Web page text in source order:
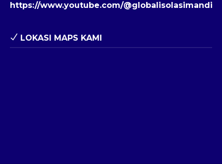
https://www.youtube.com/@globalisolasimandiri
LOKASI MAPS KAMI